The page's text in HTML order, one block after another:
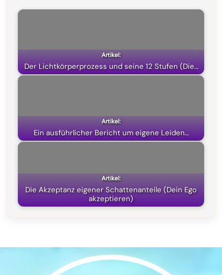
o
k
a
m
p
p
t
e
Der Lichtkörperprozess und seine 12 Stufen (Die…
Ein ausführlicher Bericht um eigene Leiden…
Die Akzeptanz eigener Schattenanteile (Dein Ego
akzeptieren)